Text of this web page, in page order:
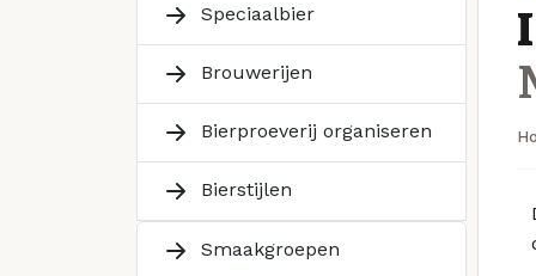
Speciaalbier
Brouwerijen
Bierproeverij organiseren
Bierstijlen
Smaakgroepen